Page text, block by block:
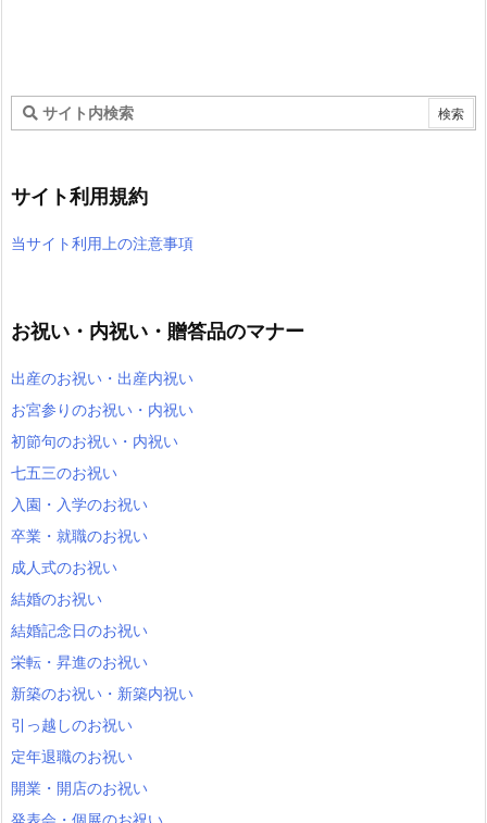
サイト利用規約
当サイト利用上の注意事項
お祝い・内祝い・贈答品のマナー
出産のお祝い・出産内祝い
お宮参りのお祝い・内祝い
初節句のお祝い・内祝い
七五三のお祝い
入園・入学のお祝い
卒業・就職のお祝い
成人式のお祝い
結婚のお祝い
結婚記念日のお祝い
栄転・昇進のお祝い
新築のお祝い・新築内祝い
引っ越しのお祝い
定年退職のお祝い
開業・開店のお祝い
発表会・個展のお祝い